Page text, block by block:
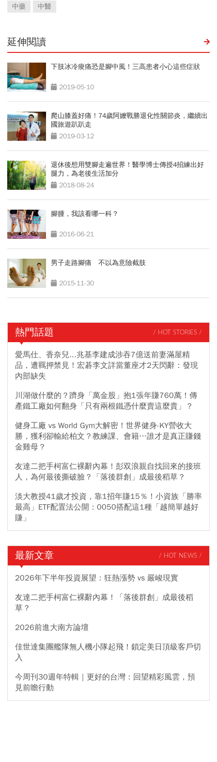
中藥
中醫
延伸閱讀
下肢冰冷痠痛恐是腳中風！三高患者小心這些症狀
2019-05-10
爬山膝蓋好痛！74歲阿嬤戰勝退化性關節炎，繼續出
國旅遊趴趴走
2019-03-12
退休後想用雙腳走遍世界！醫學博士傳授4招練出好
腿力，為老後生活加分
2018-08-24
腳腫，我該看哪一科？
2016-06-21
男子走路腳痛 不以為意險截肢
2015-11-30
熱門話題 / HOT STORIES /
愛馬仕、香奈兒...兆基李建成涉吞7億送前妻滿屋精
品，遭羈押禁見！宏碁李文詳當董座才2天閃辭：發現
內部缺失
川湖做什麼的？躋身「萬金股」抱1張年賺760萬！傳
產鐵工廠如何翻身「只有兩根鐵憑什麼賣這麼貴」？
健身工廠 vs World Gym大解密！世界健身-KY營收大
勝，獲利卻輸給柏文？教練課、會籍…誰才是真正賺錢
金雞母？
友達二把手柯富仁裸辭內幕！彭双浪親自找回來的接班
人，為何最後撕破臉？「落後群創」成最後稻草？
淡大教授41歲才投資，靠1招年賺15％！小資族「勝率
最高」ETF配置法公開：0050搭配這1種「越簡單越好
賺」
最新文章 / HOT NEWS /
2026年下半年投資展望：狂熱漲勢 vs 嚴峻現實
友達二把手柯富仁裸辭內幕！「落後群創」成最後稻
草？
2026前進大南方論壇
佳世達集團艦隊無人機小隊起飛！鎖定美日頂級客戶切
入
今周刊30週年特輯｜更好的台灣：回望精彩風雲，預
見前瞻行動